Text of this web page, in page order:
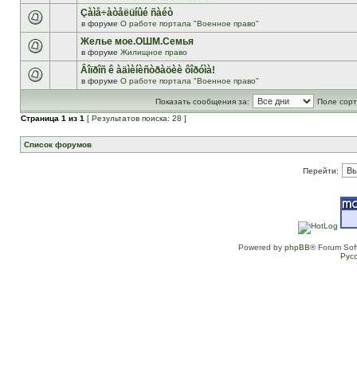
Çàìå÷àòåëüíûé ñàéò
в форуме О работе портала "Военное право"
Желье мое.ОШМ.Семья
в форуме Жилищное право
Âîïðîñ ê àäìèíèñòðàöèè ôîðóìà!
в форуме О работе портала "Военное право"
Показать сообщения за:
Поле
Страница 1 из 1 [ Результатов поиска: 28 ]
Список форумов
Перейти:
Powered by phpBB® Forum